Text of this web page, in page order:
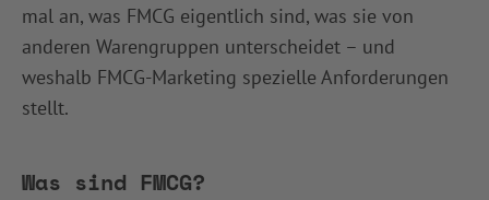
mal an, was FMCG eigentlich sind, was sie von
anderen Warengruppen unterscheidet – und
weshalb FMCG-Marketing spezielle Anforderungen
stellt.
Was sind FMCG?